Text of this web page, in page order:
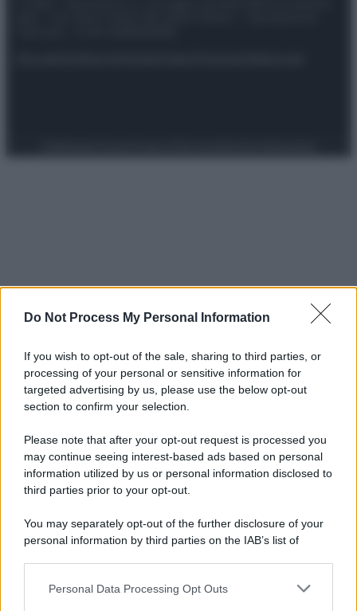
Do Not Process My Personal Information
If you wish to opt-out of the sale, sharing to third parties, or
processing of your personal or sensitive information for
targeted advertising by us, please use the below opt-out
section to confirm your selection.
Please note that after your opt-out request is processed you
may continue seeing interest-based ads based on personal
information utilized by us or personal information disclosed to
third parties prior to your opt-out.
You may separately opt-out of the further disclosure of your
personal information by third parties on the IAB’s list of
This information may also be disclosed by us to third parties
Personal Data Processing Opt Outs